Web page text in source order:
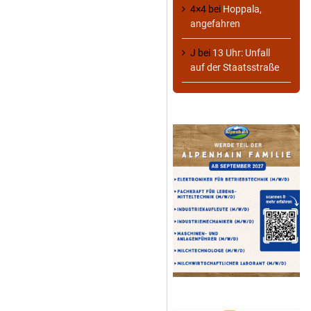
4×4 bei Hoppala,
angefahren
J bei 13 Uhr: Unfall
auf der Staatsstraße